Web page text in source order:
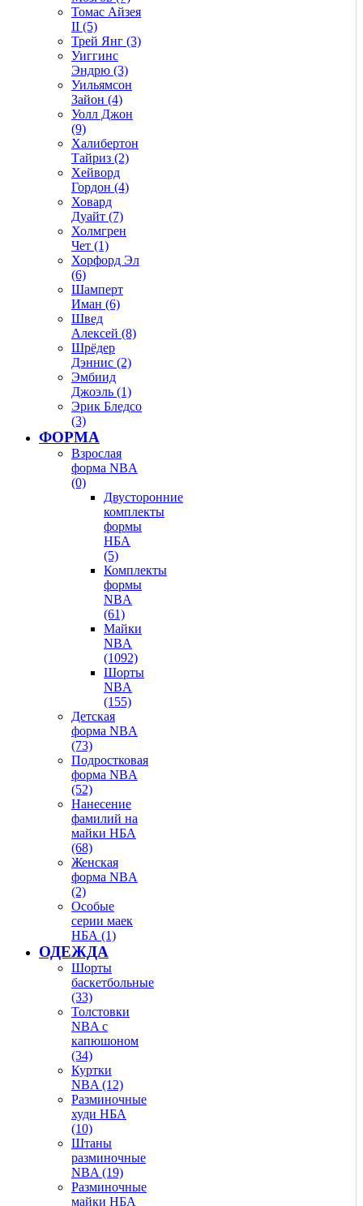
Томас Айзея
II (5)
Трей Янг (3)
Уиггинс
Эндрю (3)
Уильямсон
Зайон (4)
Уолл Джон
(9)
Халибертон
Тайриз (2)
Хейворд
Гордон (4)
Ховард
Дуайт (7)
Холмгрен
Чет (1)
Хорфорд Эл
(6)
Шамперт
Иман (6)
Швед
Алексей (8)
Шрёдер
Дэннис (2)
Эмбиид
Джоэль (1)
Эрик Бледсо
(3)
ФОРМА
Взрослая
форма NBA
(0)
Двусторонние
комплекты
формы
НБА
(5)
Комплекты
формы
NBA
(61)
Майки
NBA
(1092)
Шорты
NBA
(155)
Детская
форма NBA
(73)
Подростковая
форма NBA
(52)
Нанесение
фамилий на
майки НБА
(68)
Женская
форма NBA
(2)
Особые
серии маек
НБА (1)
ОДЕЖДА
Шорты
баскетбольные
(33)
Толстовки
NBA с
капюшоном
(34)
Куртки
NBA (12)
Разминочные
худи НБА
(10)
Штаны
разминочные
NBA (19)
Разминочные
майки НБА